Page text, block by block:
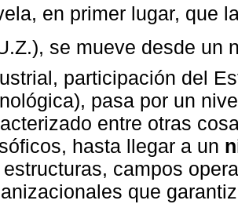
en primer lugar, que
se mueve desde un
participación del
pasa por un
entre otras
hasta llegar a un
campos
que